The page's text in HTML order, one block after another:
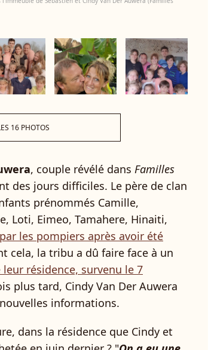
16 PHOTOS
, couple révélé dans Familles
des jours difficiles. Le père de clan
prénommés Camille,
Loti, Eimeo, Tamahere, Hinaiti,
les pompiers après avoir été
cela, la tribu a dû faire face à un
résidence, survenu le 7
plus tard, Cindy Van Der Auwera
informations.
dans la résidence que Cindy et